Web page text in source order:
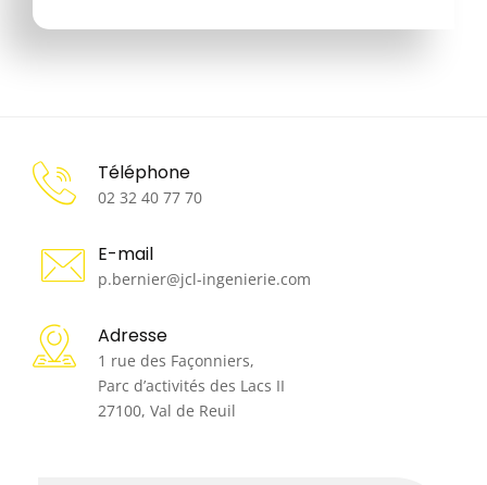
Téléphone
02 32 40 77 70
E-mail
p.bernier@jcl-ingenierie.com
Adresse
1 rue des Façonniers,
Parc d’activités des Lacs II
27100, Val de Reuil